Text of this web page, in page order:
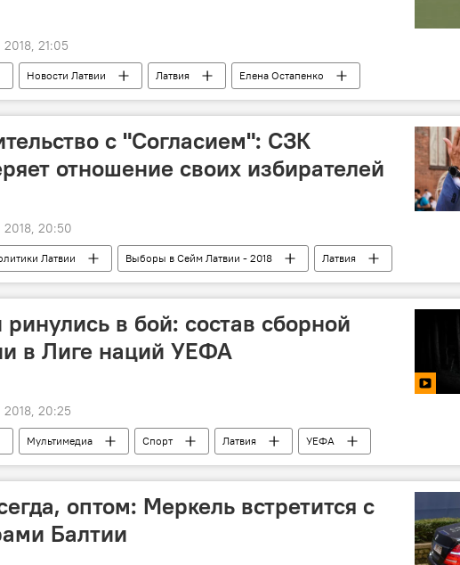
2018, 21:05
Новости Латвии Латвия Елена Остапенко
с "Согласием": СЗК
отношение своих избирателей
2018, 20:50
Латвии Выборы в Сейм Латвии - 2018
Латвия
Согласие выборы в Сейм-2018 Союз зеленых и крестьян
ринулись в бой: состав сборной
в Лиге наций УЕФА
2018, 20:25
Мультимедиа Спорт Латвия
УЕФА
по футболу
Лига наций 11vilki
оптом: Меркель встретится с
Балтии